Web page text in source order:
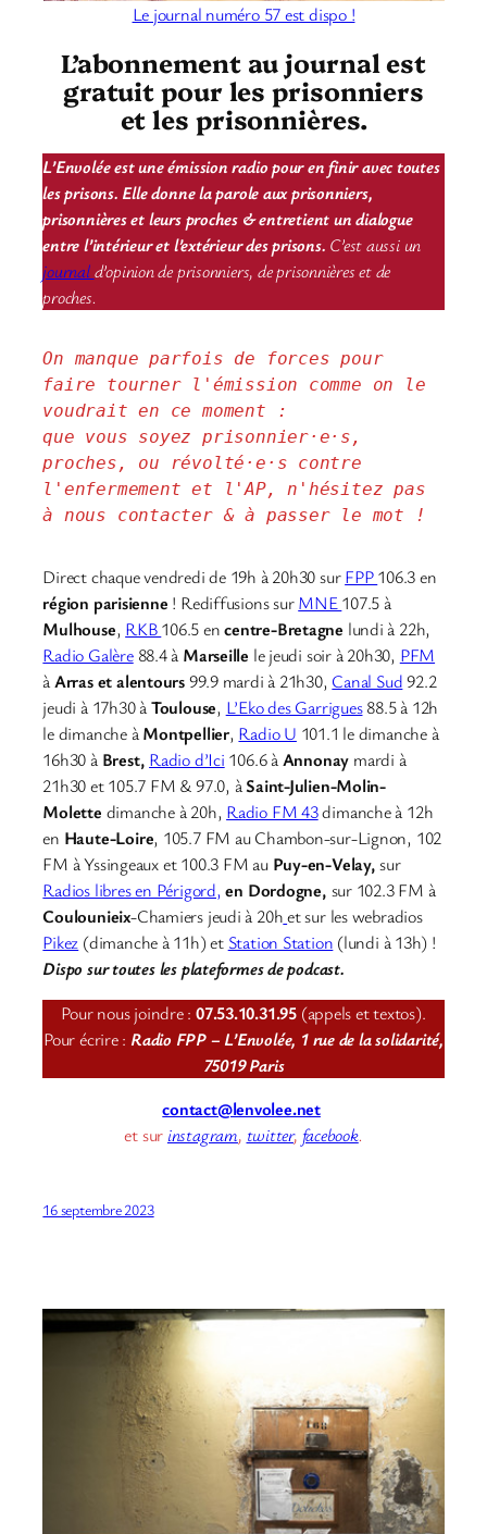
Le journal numéro 57 est dispo !
L’abonnement au journal est
gratuit pour les prisonniers
et les prisonnières.
L’Envolée est une émission radio pour en finir avec toutes
les prisons. Elle donne la parole aux prisonniers,
prisonnières et leurs proches & entretient un dialogue
entre l’intérieur et l’extérieur des prisons. C’est aussi un
journald’opinion de prisonniers, de prisonnières et de
proches.
On manque parfois de forces pour
faire tourner l'émission comme on le
voudrait en ce moment :
que vous soyez prisonnier·e·s,
proches, ou révolté·e·s contre
l'enfermement et l'AP, n'hésitez pas
à nous contacter & à passer le mot !
Direct chaque vendredi de 19h à 20h30 surFPP106.3 en
région parisienne ! Rediffusions surMNE107.5 à
Mulhouse, RKB106.5 encentre-Bretagne lundi à 22h,
Radio Galère88.4 à Marseille le jeudi soir à 20h30, PFM
àArras et alentours99.9 mardi à 21h30, Canal Sud92.2
jeudi à 17h30 àToulouse, L’Eko des Garrigues88.5 à 12h
le dimanche àMontpellier, Radio U 101.1 le dimanche à
16h30 à Brest, Radio d’Ici 106.6 àAnnonay mardi à
21h30 et 105.7 FM & 97.0, àSaint-Julien-Molin-
Molette dimanche à 20h, Radio FM 43dimanche à 12h
en Haute-Loire, 105.7 FM au Chambon-sur-Lignon, 102
FM à Yssingeaux et 100.3 FM au Puy-en-Velay,sur
Radios libres en Périgord, en Dordogne, sur 102.3 FM à
Coulounieix-Chamiers jeudi à 20het sur les webradios
Pikez (dimanche à 11h) et Station Station (lundi à 13h) !
Dispo sur toutes les plateformes de podcast.
Pour nous joindre : 07.53.10.31.95 (appels et textos).
Pour écrire : Radio FPP – L’Envolée, 1 rue de la solidarité,
75019 Paris
contact@lenvolee.net
et sur instagram, twitter, facebook.
16 septembre 2023